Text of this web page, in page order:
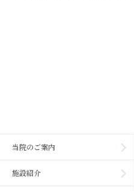
当院のご案内
施設紹介